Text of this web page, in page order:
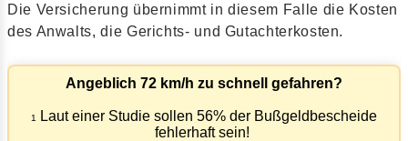
Die Versicherung übernimmt in diesem Falle die Kosten
des Anwalts, die Gerichts- und Gutachterkosten.
Angeblich 72 km/h zu schnell gefahren?
1
Laut einer Studie sollen 56% der Bußgeldbescheide
fehlerhaft sein!